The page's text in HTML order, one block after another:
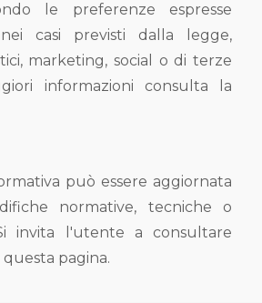
le preferenze espresse
casi previsti dalla legge,
marketing, social o di terze
informazioni consulta la
può essere aggiornata
normative, tecniche o
invita l'utente a consultare
pagina.